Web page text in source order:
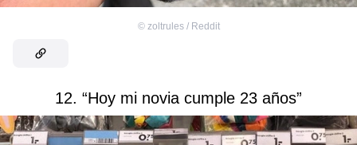
© zoltrules / Reddit
12. “Hoy mi novia cumple 23 años”